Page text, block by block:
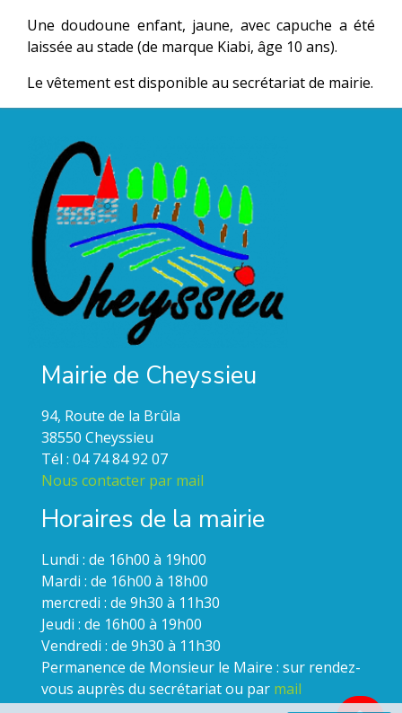
Une doudoune enfant, jaune, avec capuche a été
laissée au stade (de marque Kiabi, âge 10 ans).
Le vêtement est disponible au secrétariat de mairie.
Mairie de Cheyssieu
94, Route de la Brûla
38550 Cheyssieu
Tél : 04 74 84 92 07
Nous contacter par mail
Horaires de la mairie
Lundi : de 16h00 à 19h00
Mardi : de 16h00 à 18h00
mercredi : de 9h30 à 11h30
Jeudi : de 16h00 à 19h00
Vendredi : de 9h30 à 11h30
Permanence de Monsieur le Maire : sur rendez-
vous auprès du secrétariat ou par mail